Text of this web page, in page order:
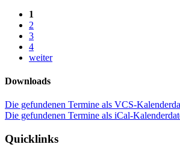
1
2
3
4
weiter
Downloads
Die gefundenen Termine als VCS-
Die gefundenen Termine als iCal-
Quicklinks